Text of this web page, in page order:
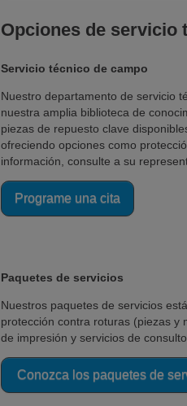
Opciones de servicio
Servicio técnico de campo
Nuestro departamento de servicio
nuestra amplia biblioteca de
piezas de repuesto clave
ofreciendo opciones como
información, consulte a su
Programe una cita
Paquetes de servicios
Nuestros paquetes de servicios
protección contra roturas (piezas y
de impresión y servicios de
Conozca los paquetes de